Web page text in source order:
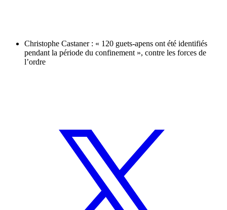
Christophe Castaner : « 120 guets-apens ont été identifiés
pendant la période du confinement », contre les forces de
l’ordre